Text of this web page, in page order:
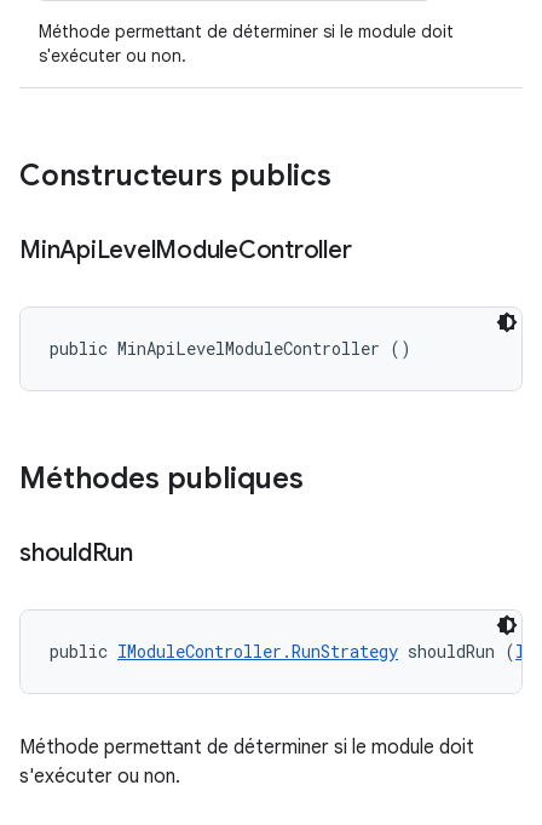
Méthode permettant de déterminer si le module doit
s'exécuter ou non.
Constructeurs publics
MinApiLevelModuleController
public MinApiLevelModuleController ()
Méthodes publiques
shouldRun
public IModuleController.RunStrategy shouldRun (
Méthode permettant de déterminer si le module doit
s'exécuter ou non.